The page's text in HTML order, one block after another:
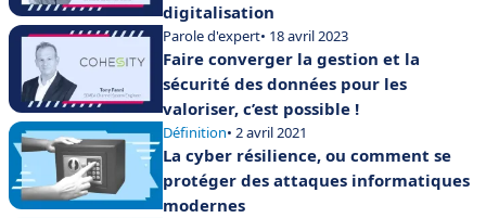
digitalisation
Parole d'expert• 18 avril 2023
Faire converger la gestion et la
sécurité des données pour les
valoriser, c’est possible !
Définition• 2 avril 2021
La cyber résilience, ou comment se
protéger des attaques informatiques
modernes